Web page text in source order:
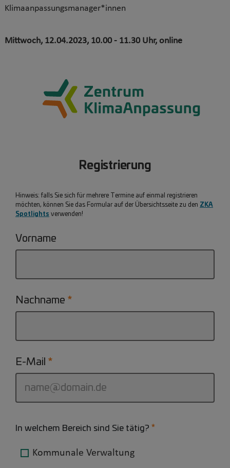
Klimaanpassungsmanager*innen
Mittwoch, 12.04.2023, 10.00 - 11.30 Uhr, online
Registrierung
Hinweis: falls Sie sich für mehrere Termine auf einmal registrieren
möchten, können Sie das Formular auf der Übersichtsseite zu den ZKA
Spotlights verwenden!
Vorname
Nachname
E-Mail
In welchem Bereich sind Sie tätig?
Kommunale Verwaltung